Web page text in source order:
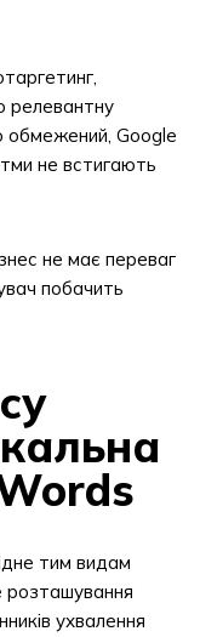
релевантну
обмежений, Google
не встигають
не має переваг
побачить
тим видам
розташування
ухвалення